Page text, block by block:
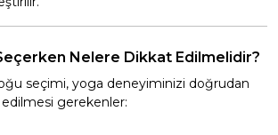
Nelere Dikkat Edilmelidir?
seçimi, yoga deneyiminizi doğrudan
gerekenler: